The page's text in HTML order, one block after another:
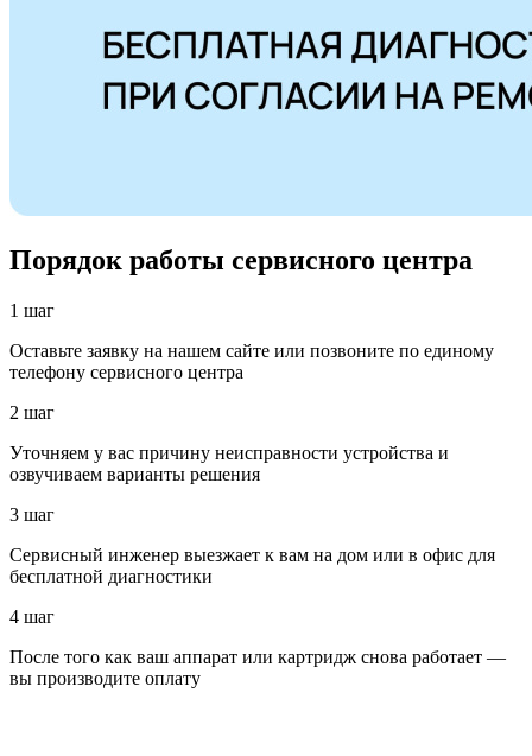
Порядок работы сервисного центра
1 шаг
Оставьте заявку на нашем сайте или позвоните по единому
телефону сервисного центра
2 шаг
Уточняем у вас причину неисправности устройства и
озвучиваем варианты решения
3 шаг
Сервисный инженер выезжает к вам на дом или в офис для
бесплатной диагностики
4 шаг
После того как ваш аппарат или картридж снова работает —
вы производите оплату